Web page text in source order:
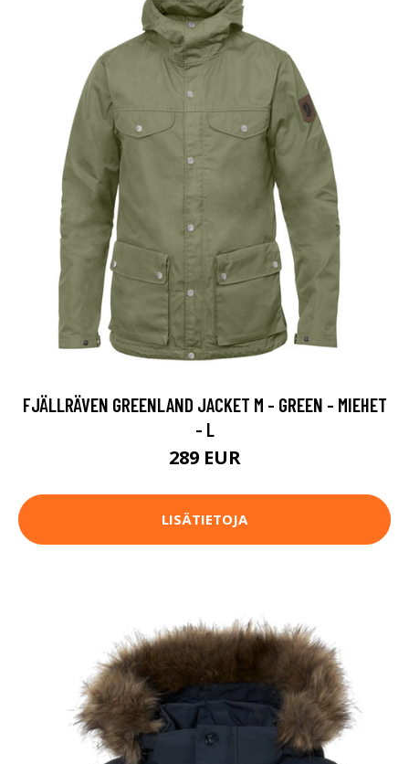
FJÄLLRÄVEN GREENLAND JACKET M - GREEN - MIEHET
- L
289 EUR
LISÄTIETOJA